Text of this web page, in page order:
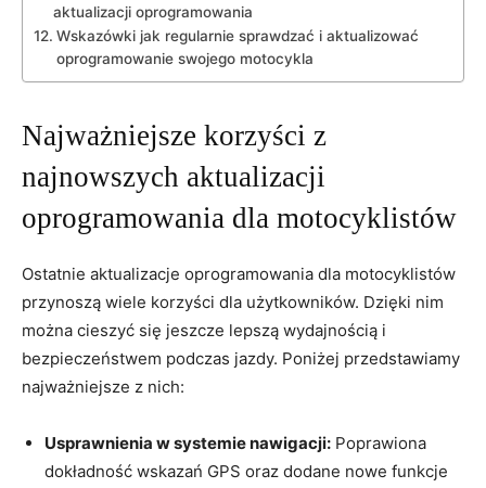
aktualizacji oprogramowania
Wskazówki‍ jak⁤ regularnie sprawdzać‌ i aktualizować
oprogramowanie‌ swojego ⁣motocykla
Najważniejsze ‌korzyści⁣ z
najnowszych aktualizacji
oprogramowania​ dla motocyklistów
Ostatnie ​aktualizacje oprogramowania dla motocyklistów
przynoszą‌ wiele korzyści dla użytkowników. Dzięki nim
można ‍cieszyć się jeszcze lepszą wydajnością i
bezpieczeństwem podczas jazdy. Poniżej ⁢przedstawiamy
najważniejsze⁤ z nich:
Usprawnienia w systemie‌ nawigacji: Poprawiona
dokładność wskazań GPS⁤ oraz dodane nowe funkcje